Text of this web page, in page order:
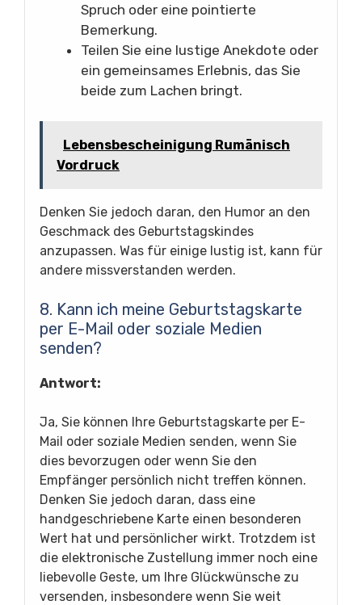
Spruch oder eine pointierte
Bemerkung.
Teilen Sie eine lustige Anekdote oder
ein gemeinsames Erlebnis, das Sie
beide zum Lachen bringt.
Lebensbescheinigung Rumänisch
Vordruck
Denken Sie jedoch daran, den Humor an den
Geschmack des Geburtstagskindes
anzupassen. Was für einige lustig ist, kann für
andere missverstanden werden.
8. Kann ich meine Geburtstagskarte
per E-Mail oder soziale Medien
senden?
Antwort:
Ja, Sie können Ihre Geburtstagskarte per E-
Mail oder soziale Medien senden, wenn Sie
dies bevorzugen oder wenn Sie den
Empfänger persönlich nicht treffen können.
Denken Sie jedoch daran, dass eine
handgeschriebene Karte einen besonderen
Wert hat und persönlicher wirkt. Trotzdem ist
die elektronische Zustellung immer noch eine
liebevolle Geste, um Ihre Glückwünsche zu
versenden, insbesondere wenn Sie weit